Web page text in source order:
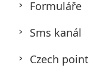
Formuláře
Sms kanál
Czech point